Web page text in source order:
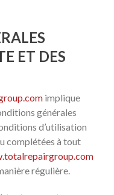
ET DES
implique
générales
d’utilisation
complétées à tout
régulière.